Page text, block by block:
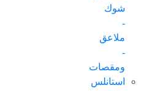
شوك
ملاعق
ومقصات
استانلس